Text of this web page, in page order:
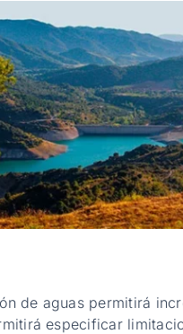
de aguas permitirá
especificar